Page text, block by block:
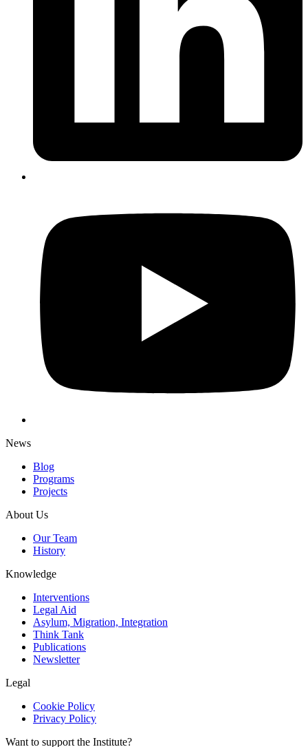
News
Blog
Programs
Projects
About Us
Our Team
History
Knowledge
Interventions
Legal Aid
Asylum, Migration, Integration
Think Tank
Publications
Newsletter
Legal
Cookie Policy
Privacy Policy
Want to support the Institute?